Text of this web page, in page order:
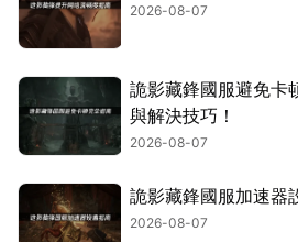
2026-08-07
詭影藏鋒國服避免卡
與解決技巧！
2026-08-07
詭影藏鋒國服加速器
2026-08-07